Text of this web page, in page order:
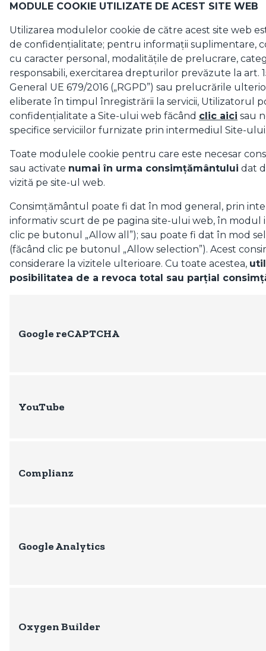
MODULE COOKIE UTILIZATE DE ACEST SITE WEB
Utilizarea modulelor cookie de către acest site web
de confidențialitate; pentru informații suplimentare,
cu caracter personal, modalitățile de prelucrare,
responsabili, exercitarea drepturilor prevăzute la art.
General UE 679/2016 („RGPD”) sau prelucrările
eliberate în timpul înregistrării la servicii, Utilizatorul
confidențialitate a Site-ului web făcând clic aici sau
specifice serviciilor furnizate prin intermediul Site-
Toate modulele cookie pentru care este necesar
sau activate numai în urma consimțământului dat
vizită pe site-ul web.
Consimțământul poate fi dat în mod general, prin
informativ scurt de pe pagina site-ului web, în modul
clic pe butonul „Allow all”); sau poate fi dat în mod
(făcând clic pe butonul „Allow selection”). Acest
considerare la vizitele ulterioare. Cu toate acestea,
posibilitatea de a revoca total sau parțial
Google reCAPTCHA
YouTube
Complianz
Google Analytics
Oxygen Builder